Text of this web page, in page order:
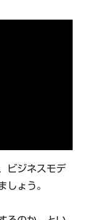
ビジネスモデ
しょう。